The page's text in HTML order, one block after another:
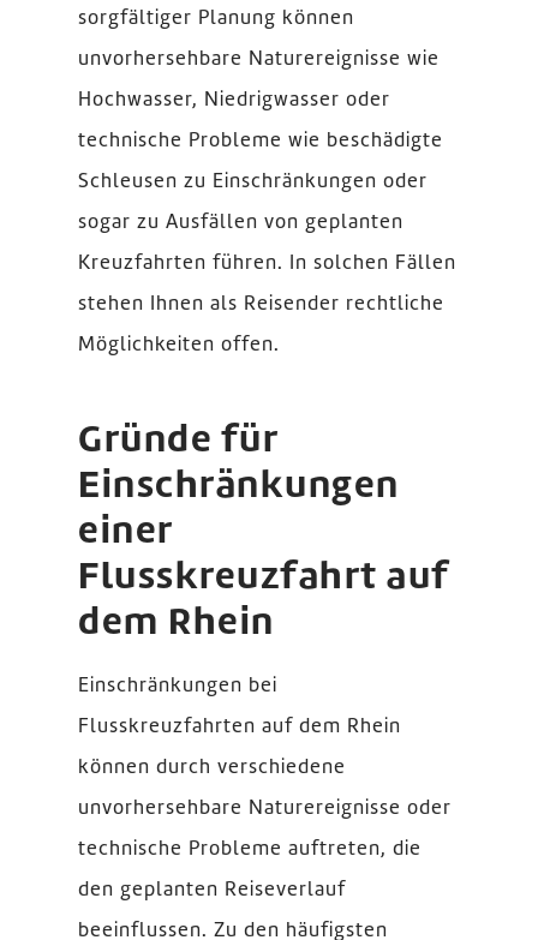
sorgfältiger Planung können
unvorhersehbare Naturereignisse wie
Hochwasser, Niedrigwasser oder
technische Probleme wie beschädigte
Schleusen zu Einschränkungen oder
sogar zu Ausfällen von geplanten
Kreuzfahrten führen. In solchen Fällen
stehen Ihnen als Reisender rechtliche
Möglichkeiten offen.
Gründe für
Einschränkungen
einer
Flusskreuzfahrt auf
dem Rhein
Einschränkungen bei
Flusskreuzfahrten auf dem Rhein
können durch verschiedene
unvorhersehbare Naturereignisse oder
technische Probleme auftreten, die
den geplanten Reiseverlauf
beeinflussen. Zu den häufigsten